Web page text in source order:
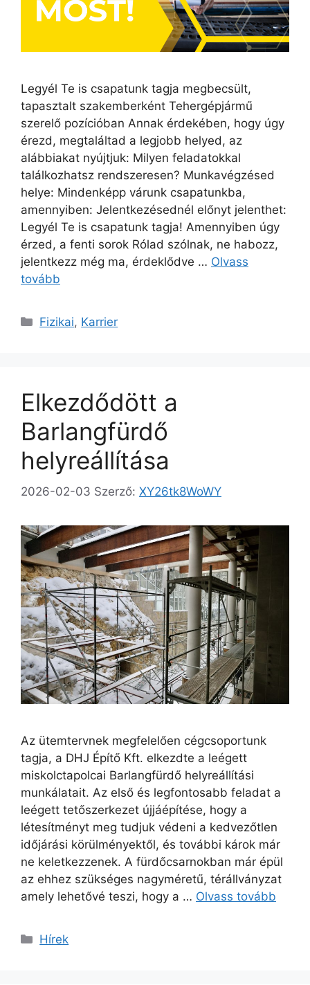
Legyél Te is csapatunk tagja megbecsült,
tapasztalt szakemberként Tehergépjármű
szerelő pozícióban Annak érdekében, hogy úgy
érezd, megtaláltad a legjobb helyed, az
alábbiakat nyújtjuk: Milyen feladatokkal
találkozhatsz rendszeresen? Munkavégzésed
helye: Mindenképp várunk csapatunkba,
amennyiben: Jelentkezésednél előnyt jelenthet:
Legyél Te is csapatunk tagja! Amennyiben úgy
érzed, a fenti sorok Rólad szólnak, ne habozz,
jelentkezz még ma, érdeklődve … Olvass
tovább
Fizikai, Karrier
Elkezdődött a
Barlangfürdő
helyreállítása
2026-02-03 Szerző: XY26tk8WoWY
Az ütemtervnek megfelelően cégcsoportunk
tagja, a DHJ Építő Kft. elkezdte a leégett
miskolctapolcai Barlangfürdő helyreállítási
munkálatait. Az első és legfontosabb feladat a
leégett tetőszerkezet újjáépítése, hogy a
létesítményt meg tudjuk védeni a kedvezőtlen
időjárási körülményektől, és további károk már
ne keletkezzenek. A fürdőcsarnokban már épül
az ehhez szükséges nagyméretű, térállványzat
amely lehetővé teszi, hogy a … Olvass tovább
Hírek